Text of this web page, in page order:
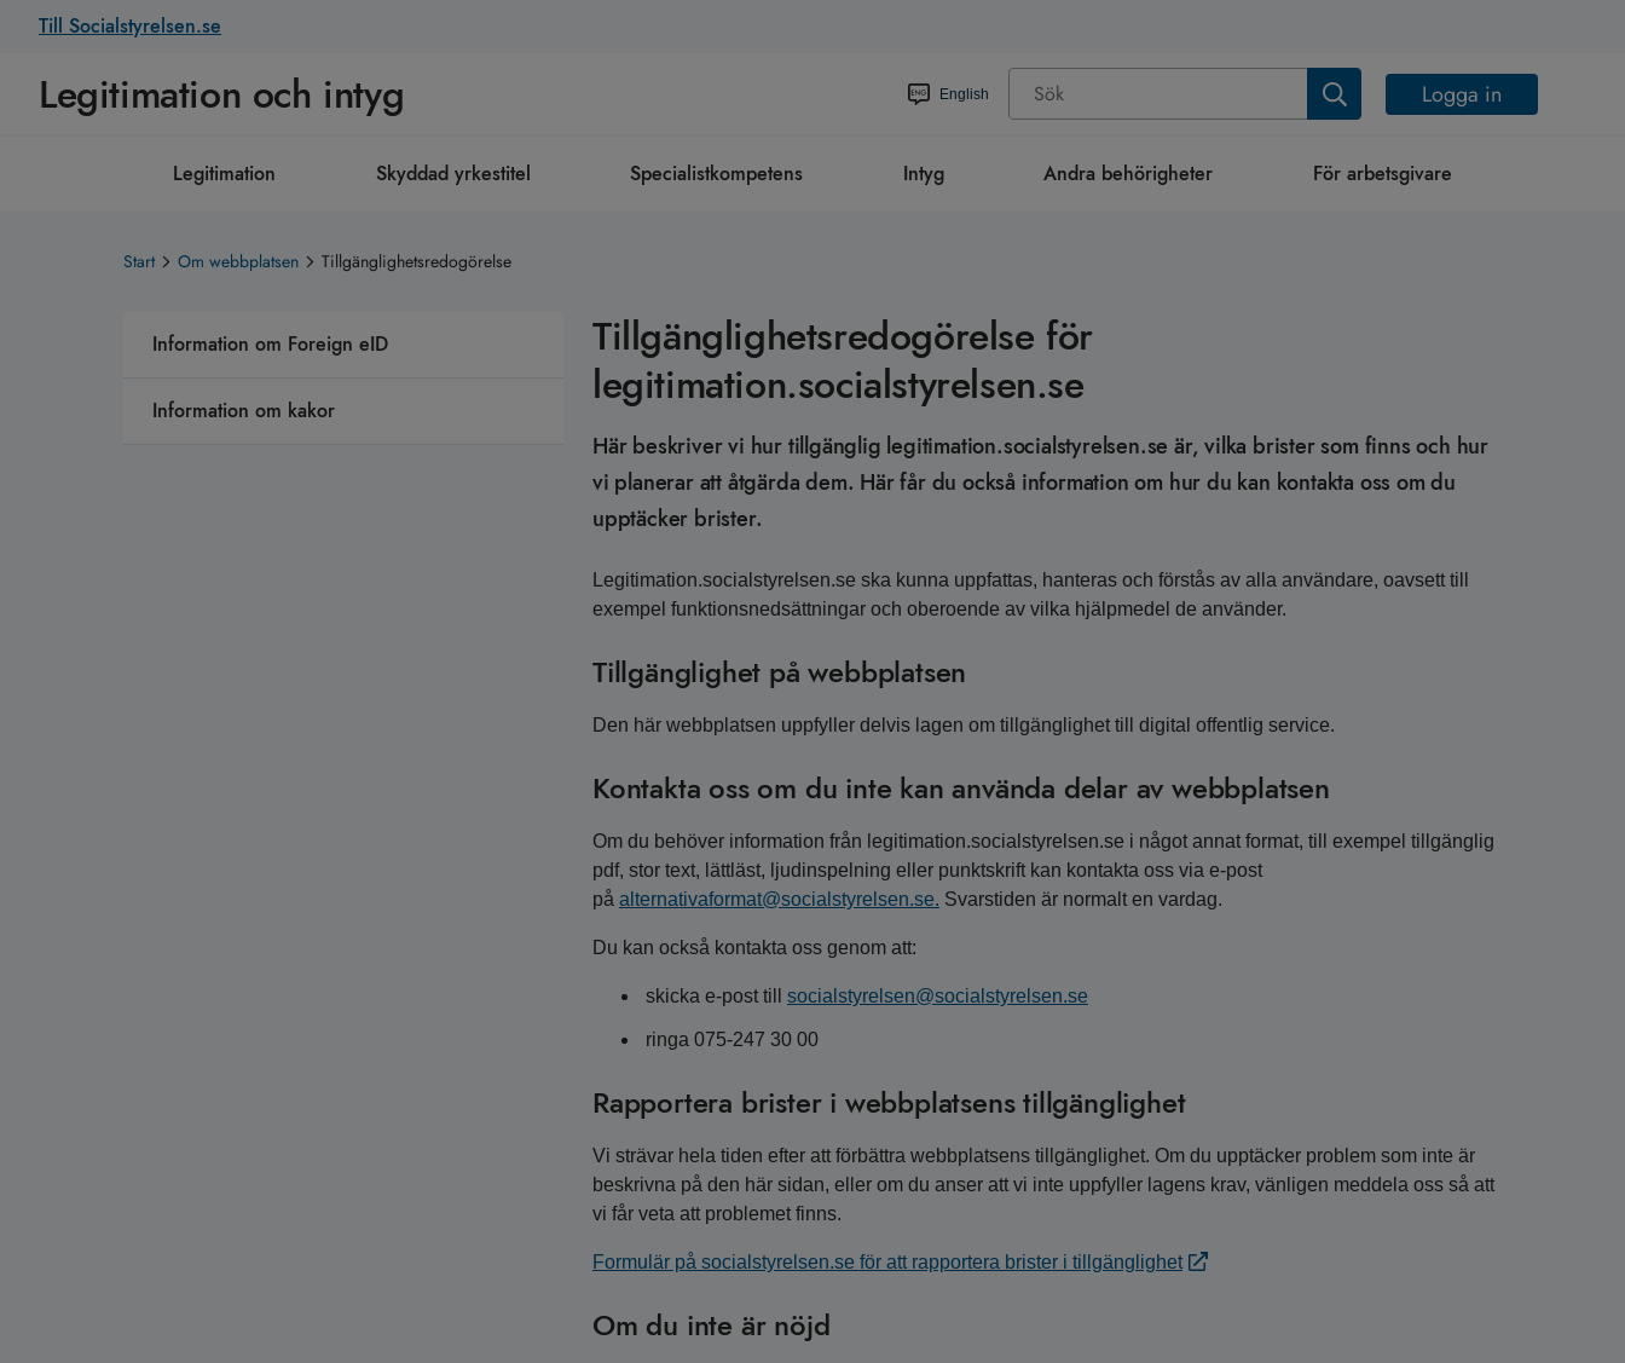
Till Socialstyrelsen.se
Legitimation och intyg English Logga in
Legitimation Skyddad yrkestitel Specialistkompetens Intyg Andra behörigheter För arbetsgivare
Start Om webbplatsen Tillgänglighetsredogörelse
Information om Foreign eID
Information om kakor
Tillgänglighetsredogörelse för
legitimation.socialstyrelsen.se
Här beskriver vi hur tillgänglig legitimation.socialstyrelsen.se är, vilka brister som finns och hur
vi planerar att åtgärda dem. Här får du också information om hur du kan kontakta oss om du
upptäcker brister.
Legitimation.socialstyrelsen.se ska kunna uppfattas, hanteras och förstås av alla användare, oavsett till
exempel funktionsnedsättningar och oberoende av vilka hjälpmedel de använder.
Tillgänglighet på webbplatsen
Den här webbplatsen uppfyller delvis lagen om tillgänglighet till digital offentlig service.
Kontakta oss om du inte kan använda delar av webbplatsen
Om du behöver information från legitimation.socialstyrelsen.se i något annat format, till exempel tillgänglig
pdf, stor text, lättläst, ljudinspelning eller punktskrift kan kontakta oss via e-post
på alternativaformat@socialstyrelsen.se. Svarstiden är normalt en vardag.
Du kan också kontakta oss genom att:
skicka e-post till socialstyrelsen@socialstyrelsen.se
ringa 075-247 30 00
Rapportera brister i webbplatsens tillgänglighet
Vi strävar hela tiden efter att förbättra webbplatsens tillgänglighet. Om du upptäcker problem som inte är
beskrivna på den här sidan, eller om du anser att vi inte uppfyller lagens krav, vänligen meddela oss så att
vi får veta att problemet finns.
Formulär på socialstyrelsen.se för att rapportera brister i tillgänglighet
Om du inte är nöjd